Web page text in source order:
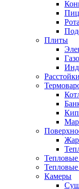
Плиты
Расстойки
Камеры